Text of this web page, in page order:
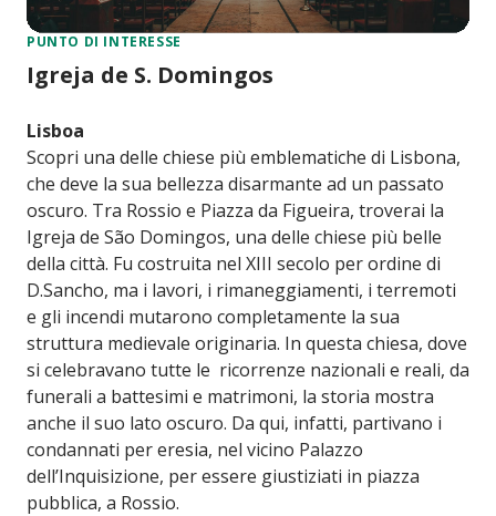
PUNTO DI INTERESSE
Igreja de S. Domingos
Lisboa
Scopri una delle chiese più emblematiche di Lisbona,
che deve la sua bellezza disarmante ad un passato
oscuro. Tra Rossio e Piazza da Figueira, troverai la
Igreja de São Domingos, una delle chiese più belle
della città. Fu costruita nel XIII secolo per ordine di
D.Sancho, ma i lavori, i rimaneggiamenti, i terremoti
e gli incendi mutarono completamente la sua
struttura medievale originaria. In questa chiesa, dove
si celebravano tutte le ricorrenze nazionali e reali, da
funerali a battesimi e matrimoni, la storia mostra
anche il suo lato oscuro. Da qui, infatti, partivano i
condannati per eresia, nel vicino Palazzo
dell’Inquisizione, per essere giustiziati in piazza
pubblica, a Rossio.